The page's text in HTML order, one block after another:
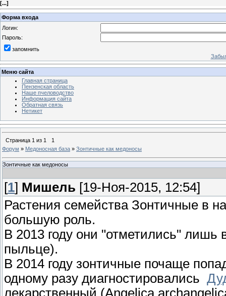
[...]
Форма входа
Логин:
Пароль:
запомнить
Меню сайта
Главная страница
Пензенская область
Наше пчеловодство
Информация сайта
Обратная связь
Нетикет
Страница 1 из 1
1
Форум » Медоносная база » Зонтичные как медоносы
Зонтичные как медоносы
[1] Мишель [19-Ноя-2015, 12:54]
Растения семейства Зонтичные в
большую роль.
В 2013 году они "отметились"
пыльце).
В 2014 году зонтичные почаще
одному разу диагностировались
лекарственный (Angelica